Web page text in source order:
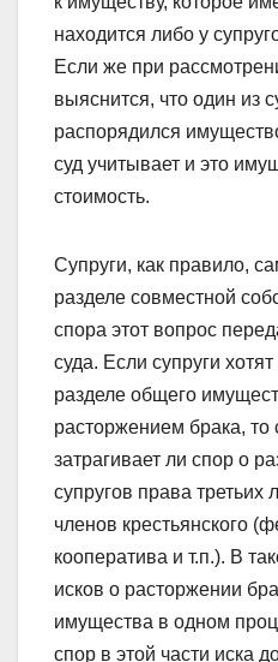
находится либо у
Если же при
выяснится, что один из
распорядился
суд учитывает и это
стоимость.
Супруги, как правило,
разделе совместной
спора этот вопрос
суда. Если супруги
разделе общего
расторжением брака, то
затрагивает ли спор о
супругов права третьих
членов крестьянского
кооператива и т.п.). В
исков о расторжении
имущества в одном
спор в этой части иска